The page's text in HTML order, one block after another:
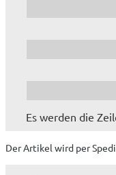
Es werden die
Der Artikel wird per